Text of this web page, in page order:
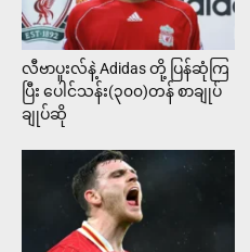
လီဗာပူးလ်နဲ့ Adidas တို့ ပြန်ဆုံကြ
ပြီး ပေါင်သန်း(၃၀၀)တန် စာချုပ်
ချုပ်ဆို